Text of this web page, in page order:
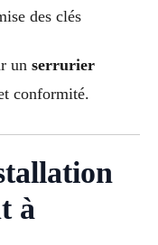
des clés
un serrurier
conformité.
à